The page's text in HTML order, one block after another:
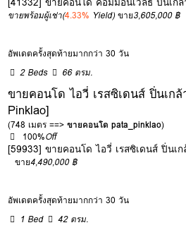
ขายพร้อมผู้เช่า(4.33% Yield) ขาย3,605,000 ฿
อัพเดตครั้งสุดท้ายมากกว่า 30 วัน
2 Beds
66 ตรม.
ขายคอนโด ไอวี่ เรสซิเดนส์ ปิ่นเกล้
Pinklao]
(748 เมตร ==>ขายคอนโด pata_pinklao)
100%Off
[59933] ขายคอนโด ไอวี่ เรสซิเดนส์ ปิ่นเ
ขาย4,490,000 ฿
อัพเดตครั้งสุดท้ายมากกว่า 30 วัน
1 Bed
42 ตรม.